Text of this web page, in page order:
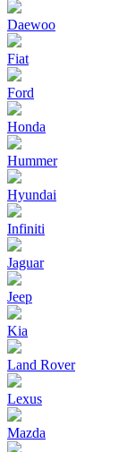
Daewoo
Fiat
Ford
Honda
Hummer
Hyundai
Infiniti
Jaguar
Jeep
Kia
Land Rover
Lexus
Mazda